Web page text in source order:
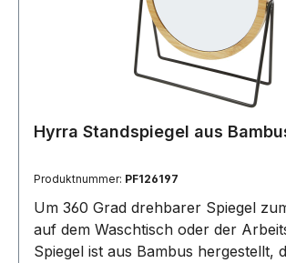
Hyrra Standspiegel aus
Produktnummer: PF126197
Um 360 Grad drehbarer Spiegel
auf dem Waschtisch oder der
Spiegel ist aus Bambus hergestellt,